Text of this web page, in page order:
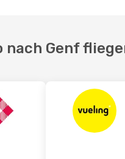
nach Genf